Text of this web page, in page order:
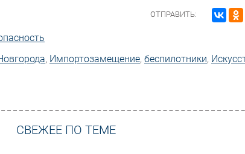
ОТПРАВИТЬ:
, Импорто­замещение, беспилотники,
СВЕЖЕЕ ПО ТЕМЕ